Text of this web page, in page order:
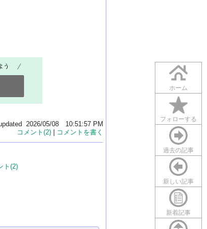
ホーム
フォローする
過去の記事
新しい記事
新着記事
う
2026/05/08 10:51:57 PM
コメント(2)
コメントを書く
ト(2)